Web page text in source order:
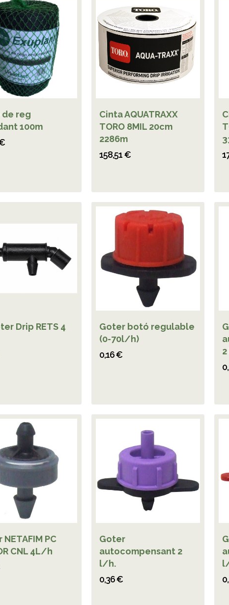
de reg
100m
Cinta AQUATRAXX
TORO 8MIL 20cm
2286m
158,51 €
Drip RETS 4
Goter botó regulable
(0-70l/h)
0,16 €
PC
CNL 4L/h
Goter
autocompensant 2
l/h.
0,36 €